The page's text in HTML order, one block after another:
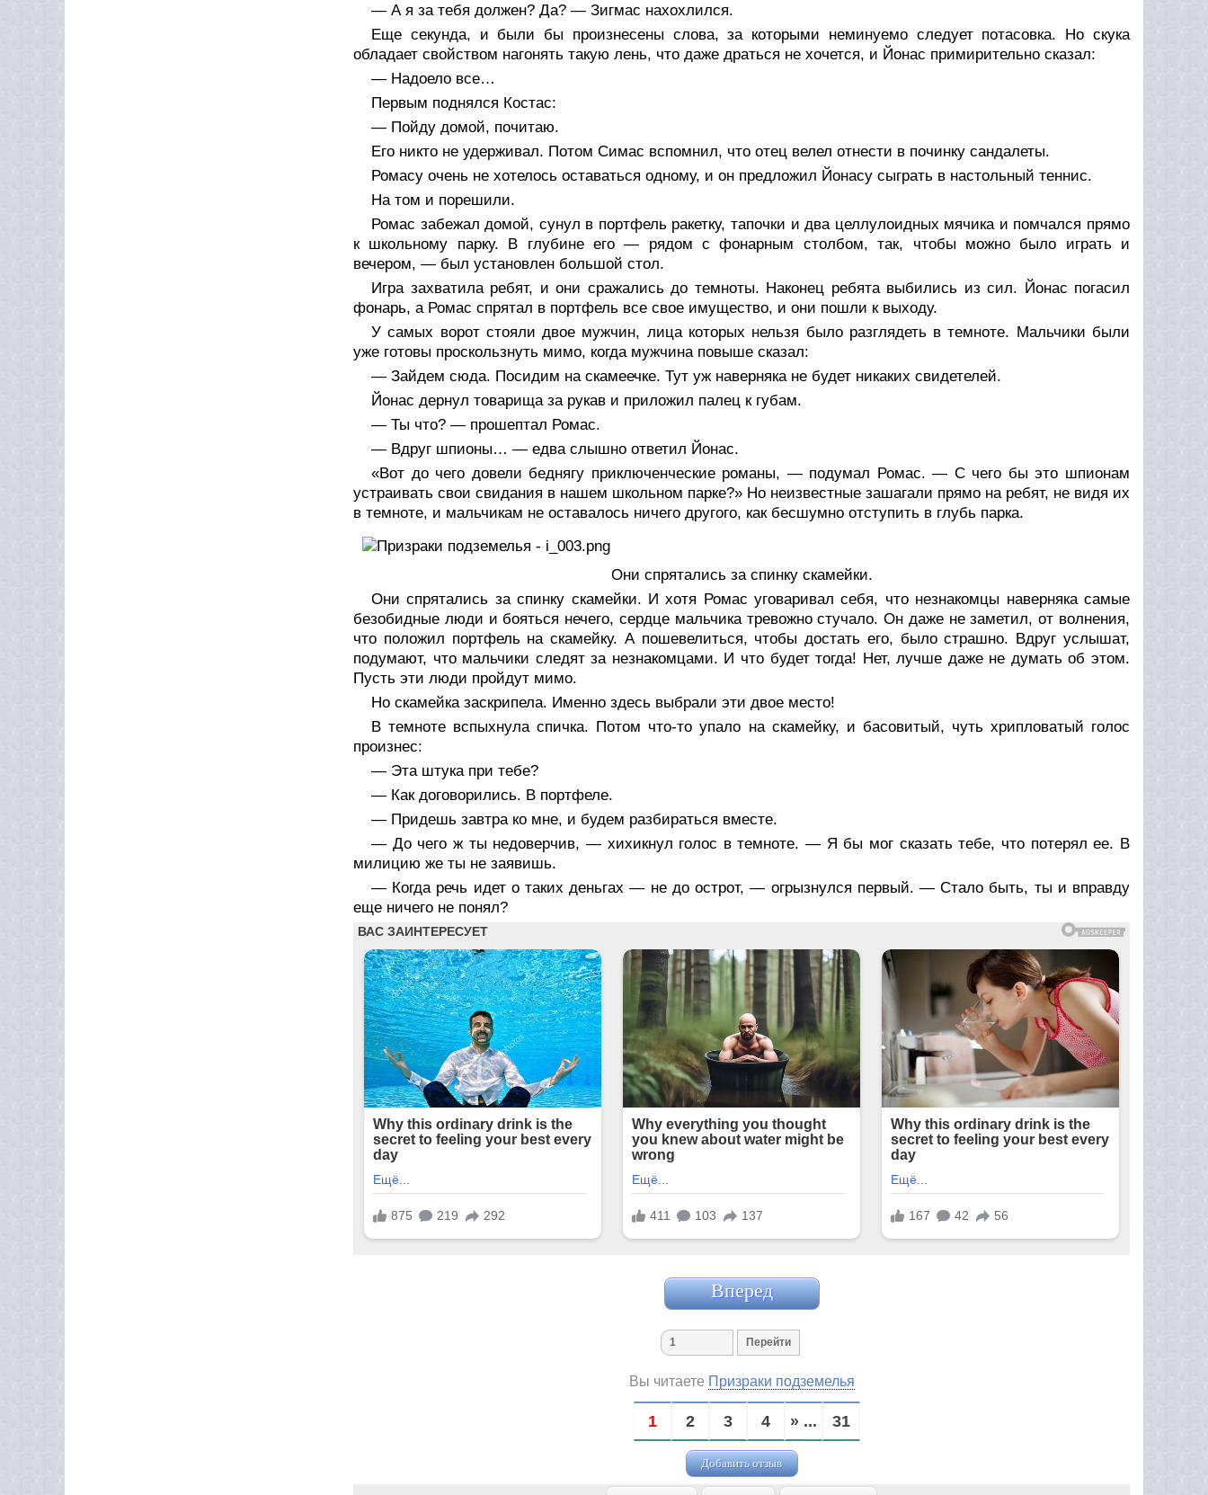
— А я за тебя должен? Да? — Зигмас нахохлился.
Еще секунда, и были бы произнесены слова, за которыми неминуемо следует потасовка. Но скука
обладает свойством нагонять такую лень, что даже драться не хочется, и Йонас примирительно сказал:
— Надоело все…
Первым поднялся Костас:
— Пойду домой, почитаю.
Его никто не удерживал. Потом Симас вспомнил, что отец велел отнести в починку сандалеты.
Ромасу очень не хотелось оставаться одному, и он предложил Йонасу сыграть в настольный теннис.
На том и порешили.
Ромас забежал домой, сунул в портфель ракетку, тапочки и два целлулоидных мячика и помчался прямо
к школьному парку. В глубине его — рядом с фонарным столбом, так, чтобы можно было играть и
вечером, — был установлен большой стол.
Игра захватила ребят, и они сражались до темноты. Наконец ребята выбились из сил. Йонас погасил
фонарь, а Ромас спрятал в портфель все свое имущество, и они пошли к выходу.
У самых ворот стояли двое мужчин, лица которых нельзя было разглядеть в темноте. Мальчики были
уже готовы проскользнуть мимо, когда мужчина повыше сказал:
— Зайдем сюда. Посидим на скамеечке. Тут уж наверняка не будет никаких свидетелей.
Йонас дернул товарища за рукав и приложил палец к губам.
— Ты что? — прошептал Ромас.
— Вдруг шпионы… — едва слышно ответил Йонас.
«Вот до чего довели беднягу приключенческие романы, — подумал Ромас. — С чего бы это шпионам
устраивать свои свидания в нашем школьном парке?» Но неизвестные зашагали прямо на ребят, не видя их
в темноте, и мальчикам не оставалось ничего другого, как бесшумно отступить в глубь парка.
Они спрятались за спинку скамейки.
Они спрятались за спинку скамейки. И хотя Ромас уговаривал себя, что незнакомцы наверняка самые
безобидные люди и бояться нечего, сердце мальчика тревожно стучало. Он даже не заметил, от волнения,
что положил портфель на скамейку. А пошевелиться, чтобы достать его, было страшно. Вдруг услышат,
подумают, что мальчики следят за незнакомцами. И что будет тогда! Нет, лучше даже не думать об этом.
Пусть эти люди пройдут мимо.
Но скамейка заскрипела. Именно здесь выбрали эти двое место!
В темноте вспыхнула спичка. Потом что-то упало на скамейку, и басовитый, чуть хрипловатый голос
произнес:
— Эта штука при тебе?
— Как договорились. В портфеле.
— Придешь завтра ко мне, и будем разбираться вместе.
— До чего ж ты недоверчив, — хихикнул голос в темноте. — Я бы мог сказать тебе, что потерял ее. В
милицию же ты не заявишь.
— Когда речь идет о таких деньгах — не до острот, — огрызнулся первый. — Стало быть, ты и вправду
еще ничего не понял?
Вперед
Вы читаете Призраки подземелья
1 2 3 4 » ... 31
Добавить отзыв